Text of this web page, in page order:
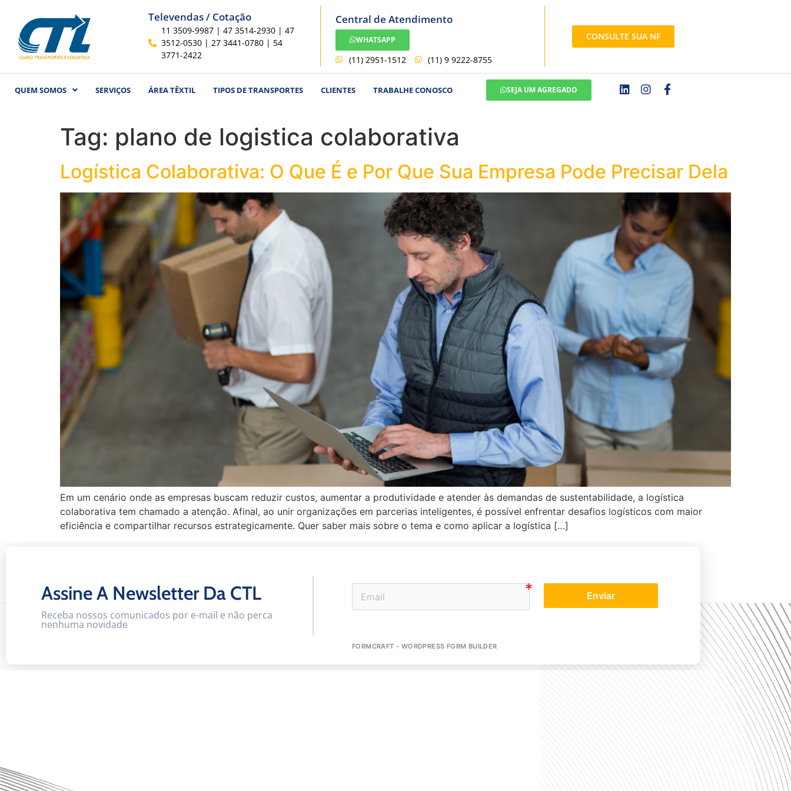
Televendas / Cotação
11 3509-9987 | 47 3514-2930 | 47
3512-0530 | 27 3441-0780 | 54
3771-2422
Central de Atendimento
WHATSAPP
(11) 2951-1512 (11) 9 9222-8755
CONSULTE SUA NF
QUEM SOMOS SERVIÇOS ÁREA TÊXTIL TIPOS DE TRANSPORTES CLIENTES TRABALHE CONOSCO SEJA UM AGREGADO
Tag: plano de logistica colaborativa
Logística Colaborativa: O Que É e Por Que Sua Empresa Pode Precisar Dela
Em um cenário onde as empresas buscam reduzir custos, aumentar a produtividade e atender às demandas de sustentabilidade, a logística
colaborativa tem chamado a atenção. Afinal, ao unir organizações em parcerias inteligentes, é possível enfrentar desafios logísticos com maior
eficiência e compartilhar recursos estrategicamente. Quer saber mais sobre o tema e como aplicar a logística […]
Assine A Newsletter Da CTL
Receba nossos comunicados por e-mail e não perca
nenhuma novidade
Enviar
FORMCRAFT - WORDPRESS FORM BUILDER